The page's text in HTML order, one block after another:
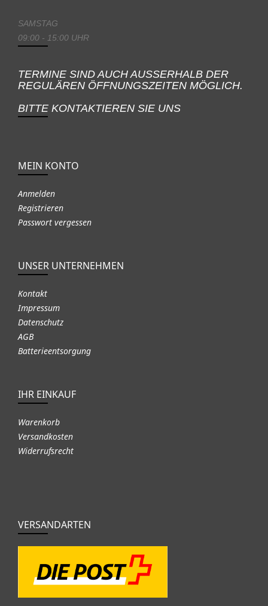
SAMSTAG
09:00 - 15:00 UHR
TERMINE SIND AUCH AUSSERHALB DER
REGULÄREN ÖFFNUNGSZEITEN MÖGLICH.
BITTE KONTAKTIEREN SIE UNS
MEIN KONTO
Anmelden
Registrieren
Passwort vergessen
UNSER UNTERNEHMEN
Kontakt
Impressum
Datenschutz
AGB
Batterieentsorgung
IHR EINKAUF
Warenkorb
Versandkosten
Widerrufsrecht
VERSANDARTEN